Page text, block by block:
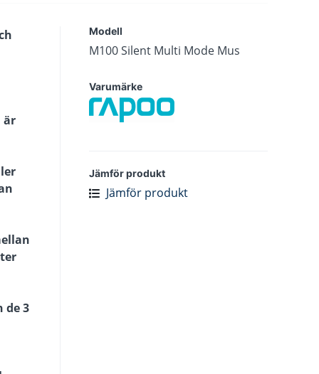
är
de 3
Modell
M100 Silent Multi Mode Mus
Varumärke
Jämför produkt
Jämför produkt